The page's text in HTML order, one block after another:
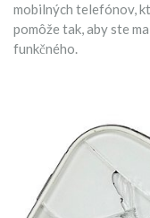
mobilných telefónov,
pomôže tak, aby ste
funkčného.